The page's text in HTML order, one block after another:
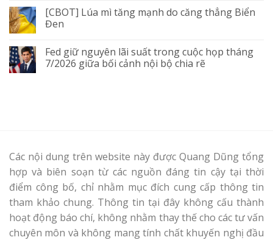
[CBOT] Lúa mì tăng mạnh do căng thẳng Biển
Đen
Fed giữ nguyên lãi suất trong cuộc họp tháng
7/2026 giữa bối cảnh nội bộ chia rẽ
Các nội dung trên website này được Quang Dũng tổng
hợp và biên soạn từ các nguồn đáng tin cậy tại thời
điểm công bố, chỉ nhằm mục đích cung cấp thông tin
tham khảo chung. Thông tin tại đây không cấu thành
hoạt động báo chí, không nhằm thay thế cho các tư vấn
chuyên môn và không mang tính chất khuyến nghị đầu